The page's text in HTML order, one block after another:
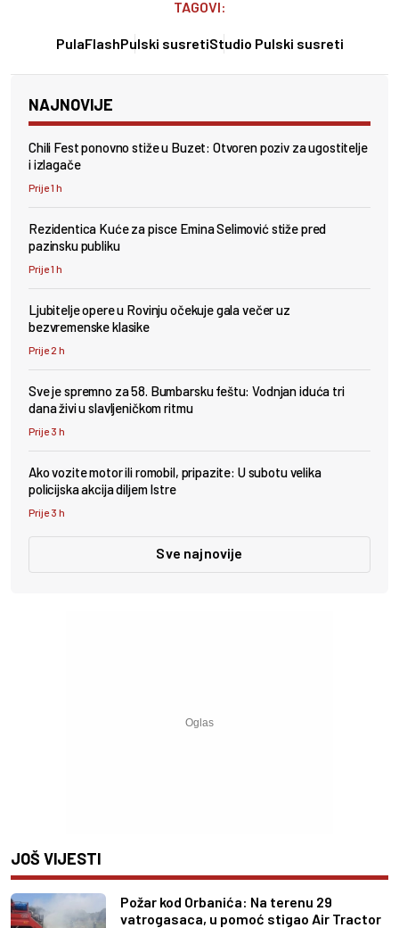
TAGOVI:
PulaFlashPulski susretiStudio Pulski susreti
NAJNOVIJE
Chili Fest ponovno stiže u Buzet: Otvoren poziv za ugostitelje
i izlagače
Prije 1 h
Rezidentica Kuće za pisce Emina Selimović stiže pred
pazinsku publiku
Prije 1 h
Ljubitelje opere u Rovinju očekuje gala večer uz
bezvremenske klasike
Prije 2 h
Sve je spremno za 58. Bumbarsku feštu: Vodnjan iduća tri
dana živi u slavljeničkom ritmu
Prije 3 h
Ako vozite motor ili romobil, pripazite: U subotu velika
policijska akcija diljem Istre
Prije 3 h
Sve najnovije
JOŠ VIJESTI
Požar kod Orbanića: Na terenu 29
vatrogasaca, u pomoć stigao Air Tractor